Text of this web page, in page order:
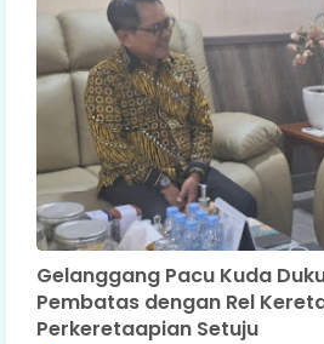
Gelanggang Pacu Kuda
Pembatas dengan Rel
Perkeretaapian Setuju